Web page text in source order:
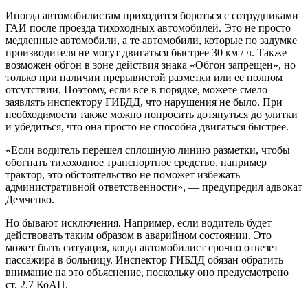
Иногда автомобилистам приходится бороться с сотрудниками
ГАИ после проезда тихоходных автомобилей. Это не просто
медленные автомобили, а те автомобили, которые по задумке
производителя не могут двигаться быстрее 30 км / ч. Также
возможен обгон в зоне действия знака «Обгон запрещен», но
только при наличии прерывистой разметки или ее полном
отсутствии. Поэтому, если все в порядке, можете смело
заявлять инспектору ГИБДД, что нарушения не было. При
необходимости также можно попросить дотянуться до улитки
и убедиться, что она просто не способна двигаться быстрее.
«Если водитель перешел сплошную линию разметки, чтобы
обогнать тихоходное транспортное средство, например
трактор, это обстоятельство не поможет избежать
административной ответственности», — предупредил адвокат
Демченко.
Но бывают исключения. Например, если водитель будет
действовать таким образом в аварийном состоянии. Это
может быть ситуация, когда автомобилист срочно отвезет
пассажира в больницу. Инспектор ГИБДД обязан обратить
внимание на это объяснение, поскольку оно предусмотрено
ст. 2.7 КоАП.